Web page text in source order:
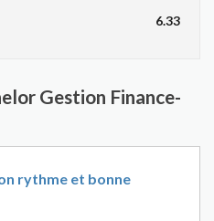
6.33
Gestion Finance-
rythme et bonne